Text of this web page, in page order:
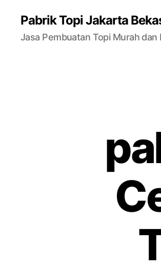
Pabrik Topi Jakarta
Jasa Pembuatan Topi Murah